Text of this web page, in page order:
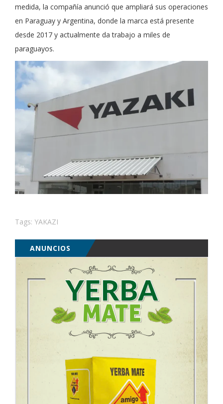
medida, la compañía anunció que ampliará sus operaciones
en Paraguay y Argentina, donde la marca está presente
desde 2017 y actualmente da trabajo a miles de
paraguayos.
Tags: YAKAZI
ANUNCIOS